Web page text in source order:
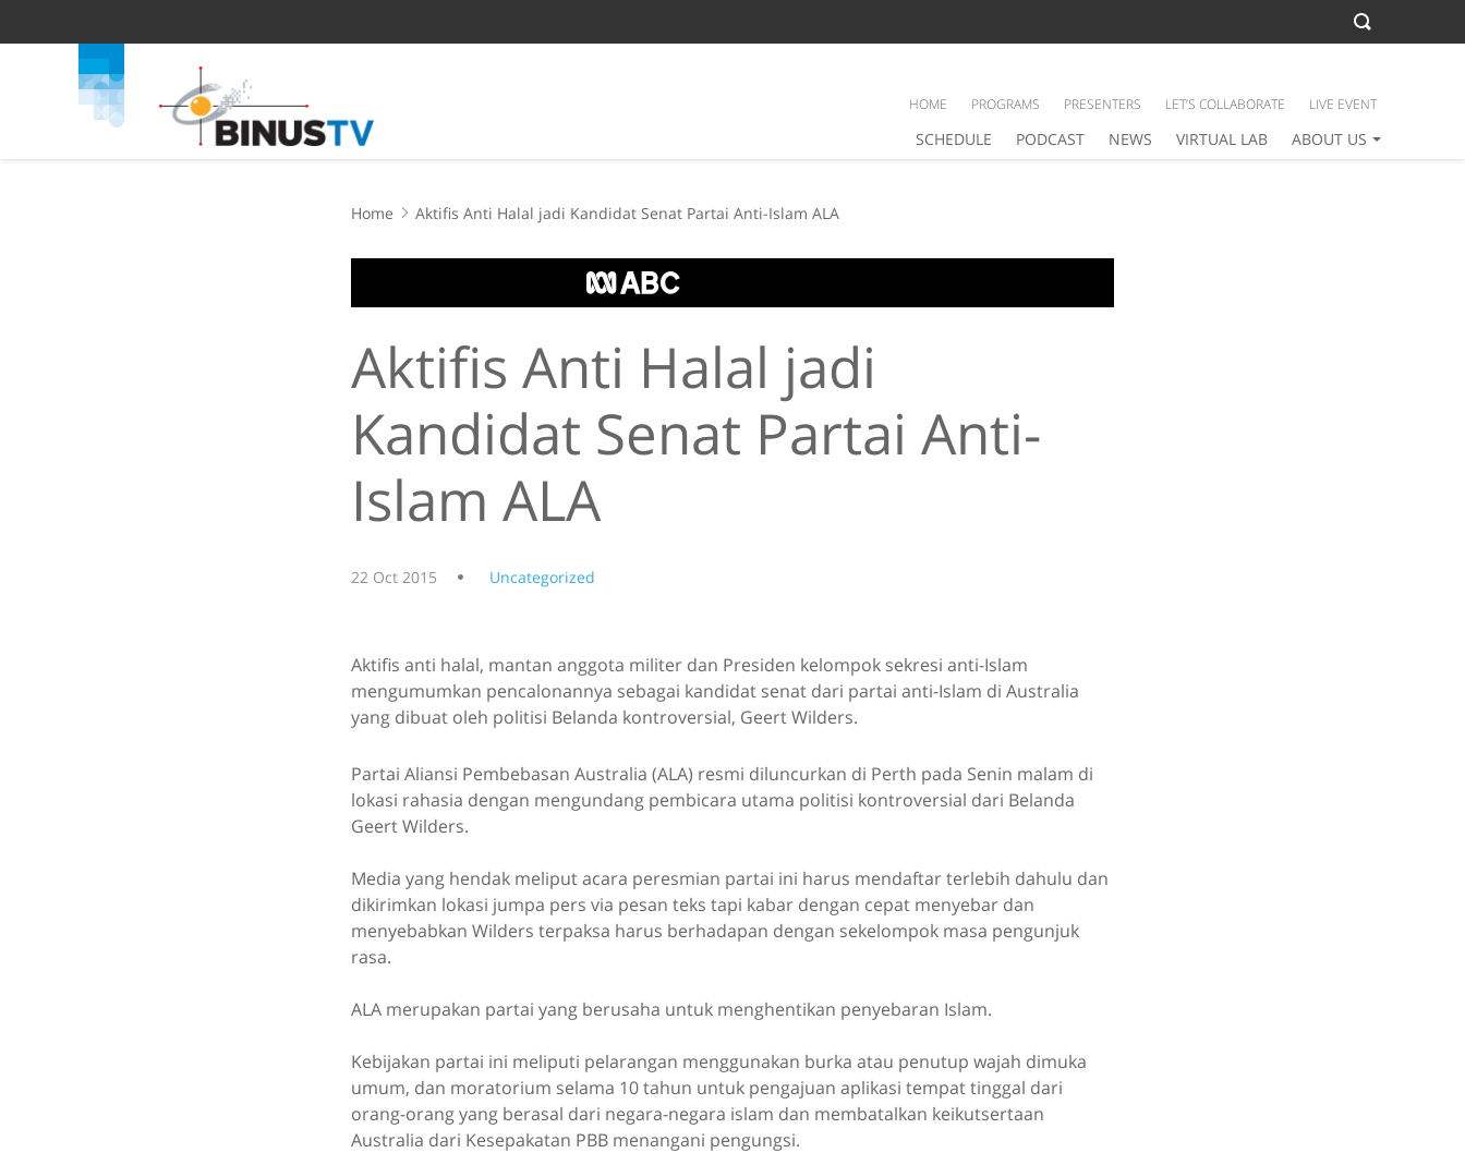
SCHEDULE PODCAST NEWS VIRTUAL LAB ABOUT US
HOME PROGRAMS PRESENTERS LET’S COLLABORATE LIVE EVENT
Home Aktifis Anti Halal jadi Kandidat Senat Partai Anti-Islam ALA
Aktifis Anti Halal jadi
Kandidat Senat Partai Anti-
Islam ALA
22 Oct 2015 Uncategorized
Aktifis anti halal, mantan anggota militer dan Presiden kelompok sekresi anti-Islam
mengumumkan pencalonannya sebagai kandidat senat dari partai anti-Islam di Australia
yang dibuat oleh politisi Belanda kontroversial, Geert Wilders.
Partai Aliansi Pembebasan Australia (ALA) resmi diluncurkan di Perth pada Senin malam di
lokasi rahasia dengan mengundang pembicara utama politisi kontroversial dari Belanda
Geert Wilders.
Media yang hendak meliput acara peresmian partai ini harus mendaftar terlebih dahulu dan
dikirimkan lokasi jumpa pers via pesan teks tapi kabar dengan cepat menyebar dan
menyebabkan Wilders terpaksa harus berhadapan dengan sekelompok masa pengunjuk
rasa.
ALA merupakan partai yang berusaha untuk menghentikan penyebaran Islam.
Kebijakan partai ini meliputi pelarangan menggunakan burka atau penutup wajah dimuka
umum, dan moratorium selama 10 tahun untuk pengajuan aplikasi tempat tinggal dari
orang-orang yang berasal dari negara-negara islam dan membatalkan keikutsertaan
Australia dari Kesepakatan PBB menangani pengungsi.